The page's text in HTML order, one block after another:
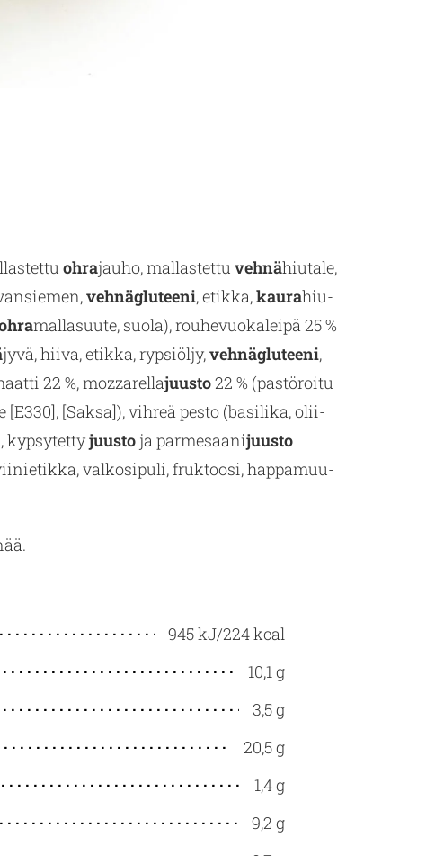
ohrajauho, mal­las­tet­tuvehnähiu­ta­le,
veh­näglu­tee­ni, etik­ka,kaurahiu­
mal­la­suu­te, suola), rou­he­vuo­ka­lei­pä 25 %
jyvä, hiiva, etik­ka, ryp­siöl­jy,veh­näglu­tee­ni,
22 %, mozza­rel­lajuus­to22 % (pas­tö­roi­tu
[E330], [Saksa]), vih­reä pesto (ba­si­li­ka, olii­
kyp­sy­tet­tyjuus­to ja par­me­saa­nijuus­to
val­ko­si­pu­li, fruk­too­si, hap­pa­muu­
945 kJ/224 kcal
10,1 g
3,5 g
20,5 g
1,4 g
9,2 g